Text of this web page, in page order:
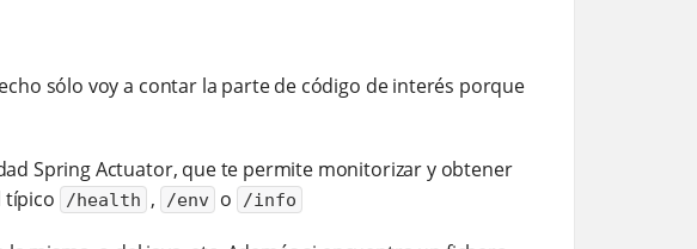
sólo voy a contar la parte de código de interés porque
Spring Actuator, que te permite monitorizar y obtener
típico
/health , /env o /info